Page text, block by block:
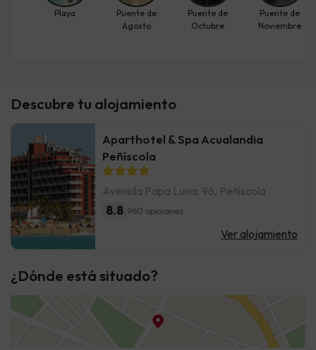
Descubre tu alojamiento
Aparthotel & Spa Acualandia
Peñíscola
Avenida Papa Luna, 96, Peñíscola
8.8 960 opiniones
Ver alojamiento
¿Dónde está situado?
Playa
Puente de
Agosto
Puente de
Octubre
Puente de
Noviembre